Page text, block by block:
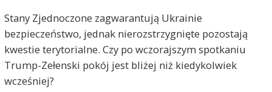
Stany Zjednoczone zagwarantują Ukrainie
bezpieczeństwo, jednak nierozstrzygnięte pozostają
kwestie terytorialne. Czy po wczorajszym spotkaniu
Trump-Zełenski pokój jest bliżej niż kiedykolwiek
wcześniej?